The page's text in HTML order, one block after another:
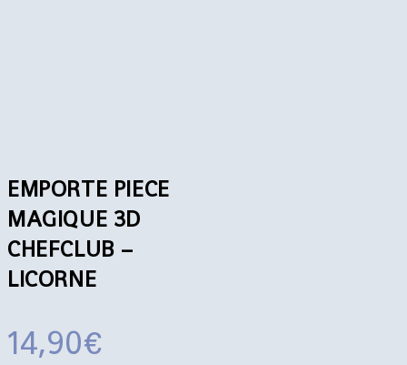
EMPORTE PIECE
MAGIQUE 3D
CHEFCLUB –
LICORNE
14,90€